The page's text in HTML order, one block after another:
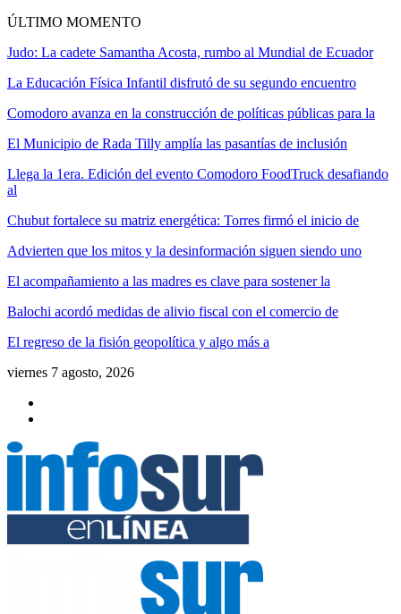
ÚLTIMO MOMENTO
Judo: La cadete Samantha Acosta, rumbo al Mundial de Ecuador
La Educación Física Infantil disfrutó de su segundo encuentro
Comodoro avanza en la construcción de políticas públicas para la
El Municipio de Rada Tilly amplía las pasantías de inclusión
Llega la 1era. Edición del evento Comodoro FoodTruck desafiando
al
Chubut fortalece su matriz energética: Torres firmó el inicio de
Advierten que los mitos y la desinformación siguen siendo uno
El acompañamiento a las madres es clave para sostener la
Balochi acordó medidas de alivio fiscal con el comercio de
El regreso de la fisión geopolítica y algo más a
viernes 7 agosto, 2026